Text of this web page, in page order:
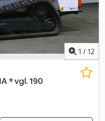
1 / 12
* vgl. 190